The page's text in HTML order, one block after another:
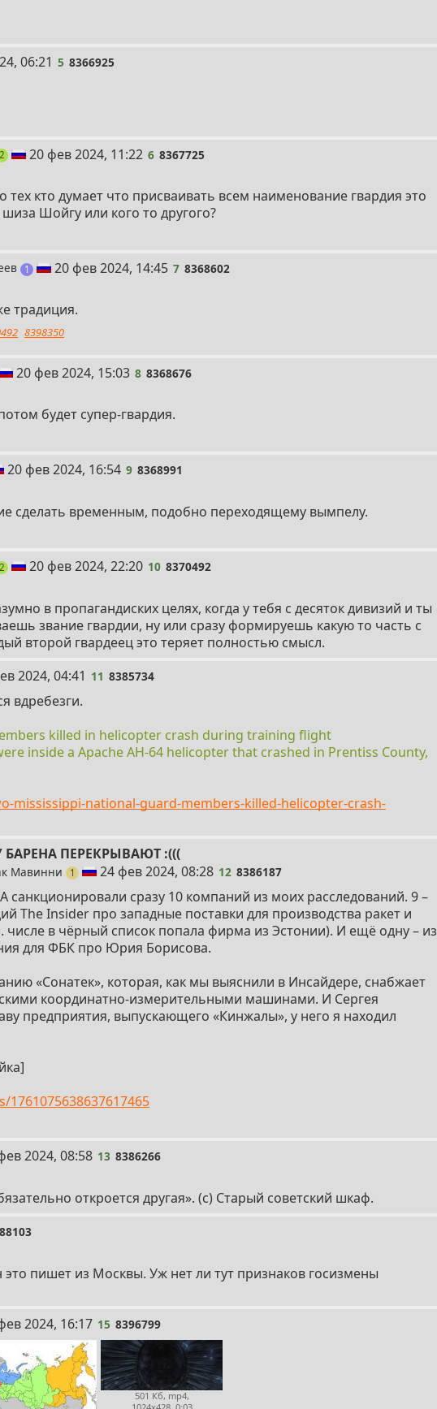
06:21 5 8366925
2поста 6
20 фев 2024, 11:22 6 8367725
кто думает что присваивать всем наименование гвардия это
Шойгу или кого то другого?
1пост 7
20 фев 2024, 14:45 7 8368602
традиция.
8398350
8
20 фев 2024, 15:03 8 8368676
будет супер-гвардия.
9
20 фев 2024, 16:54 9 8368991
сделать временным, подобно переходящему вымпелу.
2поста 10
20 фев 2024, 22:20 10 8370492
в пропагандиских целях, когда у тебя с десяток дивизий и ты
звание гвардии, ну или сразу формируешь какую то часть с
второй гвардеец это теряет полностью смысл.
2024, 04:41 11 8385734
вдребезги.
killed in helicopter crash during training flight
inside a Apache AH-64 helicopter that crashed in Prentiss County,
mississippi-national-guard-members-killed-helicopter-crash-
ПЕРЕКРЫВАЮТ :(((
Мавинни 1 пост 12
24 фев 2024, 08:28 12 8386187
санкционировали сразу 10 компаний из моих расследований. 9 –
The Insider про западные поставки для производства ракет и
числе в чёрный список попала фирма из Эстонии). И ещё одну – из
для ФБК про Юрия Борисова.
«Сонатек», которая, как мы выяснили в Инсайдере, снабжает
координатно-измерительными машинами. И Сергея
предприятия, выпускающего «Кинжалы», у него я находил
2024, 08:58 13 8386266
откроется другая». (с) Старый советский шкаф.
пишет из Москвы. Уж нет ли тут признаков госизмены
2024, 16:17 15 8396799
501 Кб, mp4,